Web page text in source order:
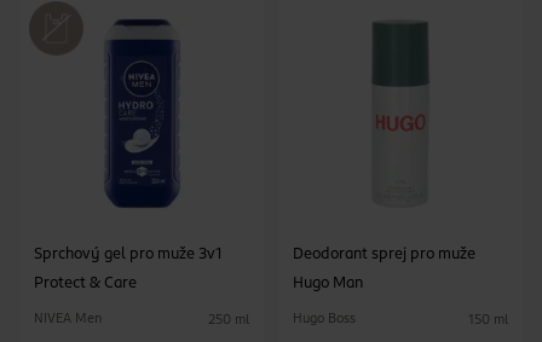
Sprchový gel pro muže 3v1
Protect & Care
NIVEA Men 250 ml
Deodorant sprej pro muže
Hugo Man
Hugo Boss 150 ml